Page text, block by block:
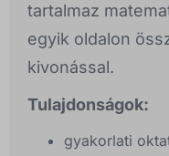
tartalmaz
egyik oldalon
kivonással.
Tulajdonságok:
gyakorlati